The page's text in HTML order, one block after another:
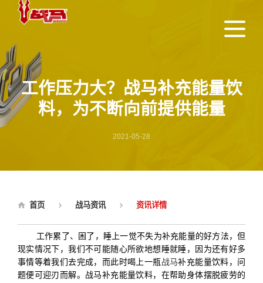
工作压力大？战马补充能量饮
料，为不断向前提供能量
2021-05-28
首页 战马资讯 资讯详情
工作累了、困了，睡上一觉不失为补充能量的好方法，但
现实情况下，我们不可能随心所欲地想睡就睡，因为还有好多
事情等着我们去完成，而此时喝上一瓶战马补充能量饮料，问
题便可迎刃而解。战马补充能量饮料，在帮助身体摆脱疲劳的